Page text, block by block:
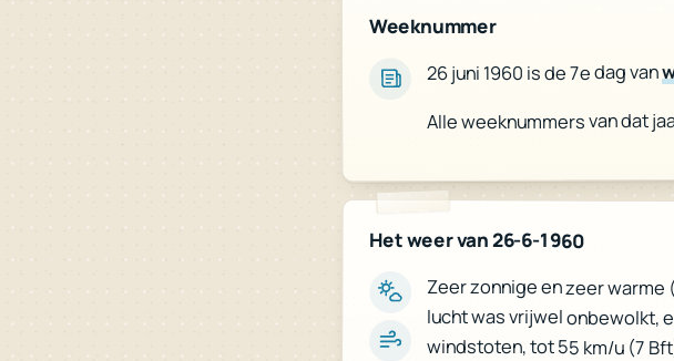
Weeknummer
26 juni 1960 is de 7e dag van
Alle weeknummers van dat
Het weer van 26-6-1960
Zeer zonnige en zeer warme
lucht was vrijwel onbewolkt,
windstoten, tot 55 km/u (7